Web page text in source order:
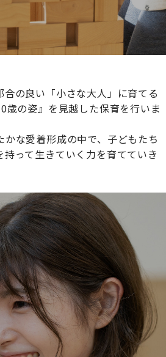
グループは女性が安心して働き
り組んでおり、厚生労働省の
の良い「小さな大人」に育てる
歳の姿』を見越した保育を行いま
な愛着形成の中で、子どもたち
って生きていく力を育てていき